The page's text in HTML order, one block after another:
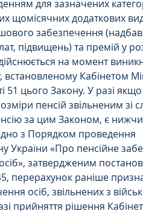
для зазначених
щомісячних додаткових
забезпечення
підвищень) та премій у
на момент
Кабінетом
51 цього Закону. У разі
пенсій звільненим зі
за цим Законом, є
з Порядком проведення
України «Про пенсійне
осіб», затвердженим
перерахунок раніше
осіб, звільнених з
прийняття рішення